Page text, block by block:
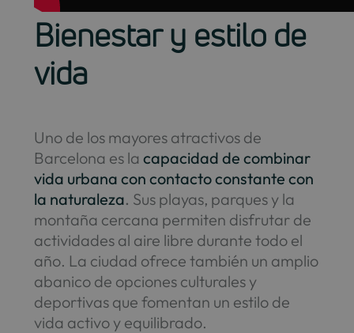
Bienestar y estilo de
vida
Uno de los mayores atractivos de
Barcelona es lacapacidad de combinar
vida urbana con contacto constante con
la naturaleza. Sus playas, parques y la
montaña cercana permiten disfrutar de
actividades al aire libre durante todo el
año. La ciudad ofrece también un amplio
abanico de opciones culturales y
deportivas que fomentan un estilo de
vida activo y equilibrado.